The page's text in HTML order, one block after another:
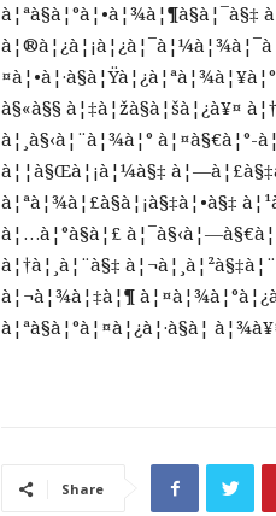
à§«à§§ à¦‡à¦žà§à¦šà¦¿à¥¤
à¦¸à§‹à¦¨à¦¾à¦° à¦¤à§€à¦°-
à¦¦à§Œà¦¡à¦¼à§‡
à¦ªà¦¾à¦£à§à¦¡à§‡à¦•à§‡
à¦…à¦°à§à¦£
à¦†à¦¸à¦¨à§‡
à¦¬à¦¾à¦‡à¦¶
à¦ªà§à¦°à¦¤à¦¿à¦·à§à¦
Share